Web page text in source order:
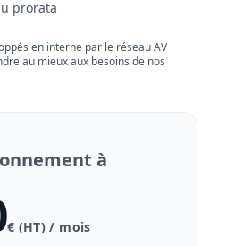
prorata
en interne par le réseau AV
au mieux aux besoins de nos
à
€ (HT) / mois